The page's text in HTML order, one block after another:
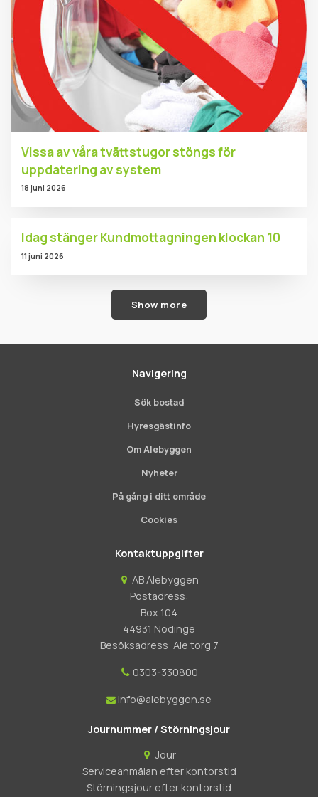
Vissa av våra tvättstugor stöngs för
uppdatering av system
18 juni 2026
Idag stänger Kundmottagningen klockan 10
11 juni 2026
Show more
Navigering
Sök bostad
Hyresgästinfo
Om Alebyggen
Nyheter
På gång i ditt område
Cookies
Kontaktuppgifter
AB Alebyggen
Postadress:
Box 104
44931 Nödinge
Besöksadress: Ale torg 7
0303-330800
Info@alebyggen.se
Journummer / Störningsjour
Jour
Serviceanmälan efter kontorstid
Störningsjour efter kontorstid